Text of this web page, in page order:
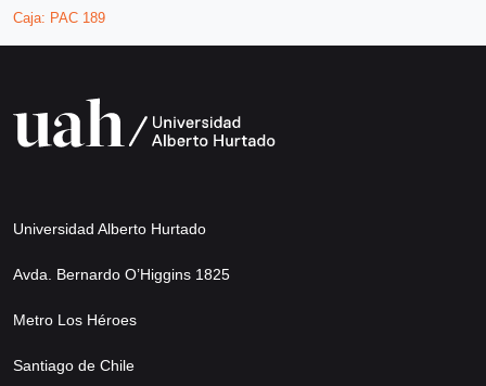
Caja: PAC 189
Universidad Alberto Hurtado
Avda. Bernardo O’Higgins 1825
Metro Los Héroes
Santiago de Chile